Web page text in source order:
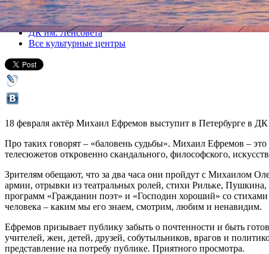
Все спектакли
ДК им. Ленсовета
Все культурные центры
18 февраля актёр Михаил Ефремов выступит в Петербурге в
Про таких говорят – «баловень судьбы». Михаил Ефремов – это
телесюжетов откровенно скандального, философского,
Зрителям обещают, что за два часа они пройдут с Михаилом
армии, отрывки из театральных ролей, стихи Рильке,
программ «Гражданин поэт» и «Господин хороший» со
человека – каким мы его знаем, смотрим, любим и ненавидим.
Ефремов призывает публику забыть о почтенности и быть
учителей, жен, детей, друзей, собутыльников, врагов и
представление на потребу публике. Приятного просмотра.